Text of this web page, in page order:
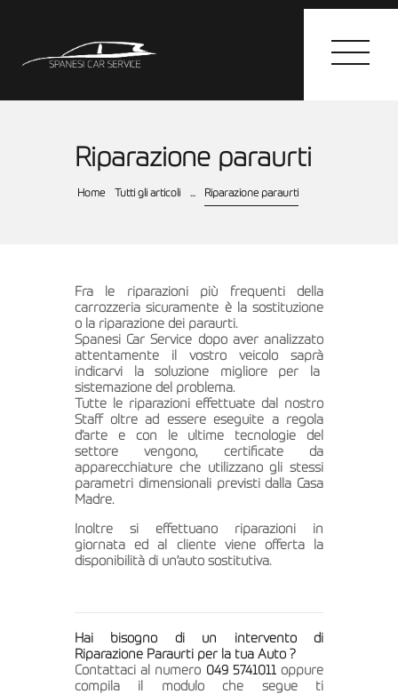
Riparazione paraurti
Home Tutti gli articoli ... Riparazione paraurti
Fra le riparazioni più frequenti della
carrozzeria sicuramente è la sostituzione
o la riparazione dei paraurti.
Spanesi Car Service dopo aver analizzato
attentamente il vostro veicolo saprà
indicarvi la soluzione migliore per la
sistemazione del problema.
Tutte le riparazioni effettuate dal nostro
Staff oltre ad essere eseguite a regola
d’arte e con le ultime tecnologie del
settore vengono, certificate da
apparecchiature che utilizzano gli stessi
parametri dimensionali previsti dalla Casa
Madre.
Inoltre si effettuano riparazioni in
giornata ed al cliente viene offerta la
disponibilità di un’auto sostitutiva.
Hai bisogno di un intervento di
Riparazione Paraurti per la tua Auto ?
Contattaci al numero 049 5741011oppure
compila il modulo che segue ti